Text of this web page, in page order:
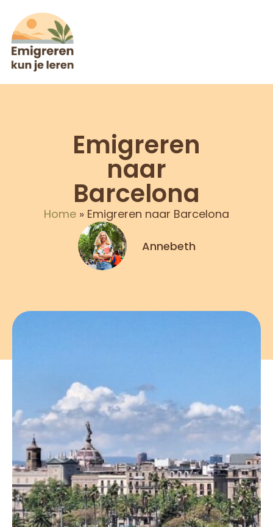
Emigreren
naar
Barcelona
Home » Emigreren naar Barcelona
Annebeth